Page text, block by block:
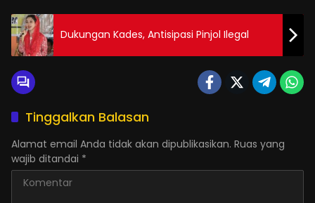
Dukungan Kades, Antisipasi Pinjol Ilegal
Tinggalkan Balasan
Alamat email Anda tidak akan dipublikasikan. Ruas yang
wajib ditandai *